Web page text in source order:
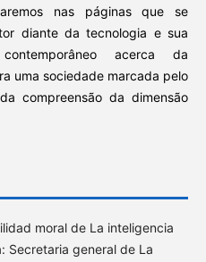
nas páginas que se
diante da tecnologia e sua
acerca da
uma sociedade marcada pelo
compreensão da dimensão
moral de La inteligencia
Secretaria general de La